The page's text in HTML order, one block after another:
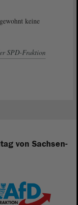
keine
SPD-Fraktion
von Sachsen-